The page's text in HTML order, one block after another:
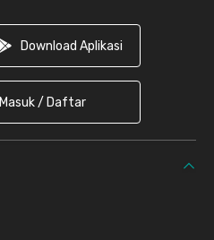
Download Aplikasi
Masuk / Daftar